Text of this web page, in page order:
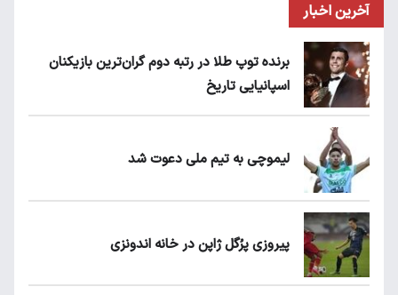
آخرین اخبار
برنده توپ طلا در رتبه دوم گران‌ترین بازیکنان
اسپانیایی تاریخ
لیموچی به تیم ملی دعوت شد
پیروزی پرُگل ژاپن در خانه اندونزی